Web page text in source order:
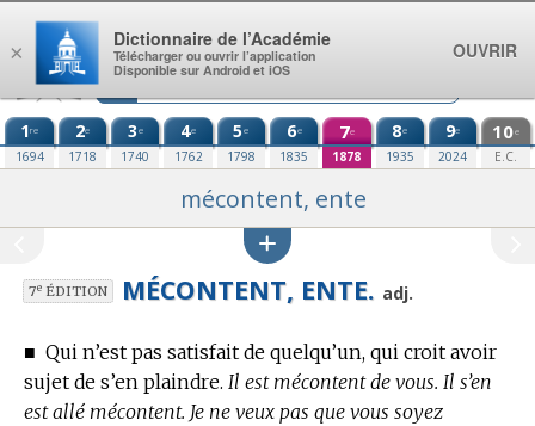
Aller au contenu
1re
1694
2e
1718
3e
1740
4e
1762
5e
1798
6e
1835
7e
1878
8e
1935
9e
2024
10e
E.C.
mécontent, ente
7eÉDITION MÉCONTENT, ENTE. adj.
■ Qui n’est pas satisfait de quelqu’un, qui croit avoir
sujet de s’en plaindre. Il est mécontent de vous. Il s’en
est allé mécontent. Je ne veux pas que vous soyez
×
Dictionnaire de l’Académie
Télécharger ou ouvrir l’application
Disponible sur Android et iOS
OUVRIR